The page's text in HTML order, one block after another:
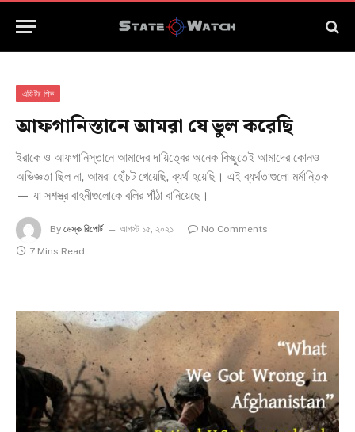
এডিটর পিক
আফগানিস্তানে আমরা যে ভুল করেছি
ইরাকে ও আফগানিস্তানে আমাদের দায়িত্বের অনেক কিছুতেই আমাদের কোনও
অভিজ্ঞতা ছিল না, আমরা হোঁচট খেয়েছি, ব্যর্থ হয়েছি। এই ব্যর্থতাগুলো মর্মান্তিক
— যা সশস্ত্র বাহনীগুলোকে বলির পাঁঠা বানিয়েছে।
By ডেস্ক রিপোর্ট আগস্ট ১৫, ২০২১
No Comments
7 Mins Read